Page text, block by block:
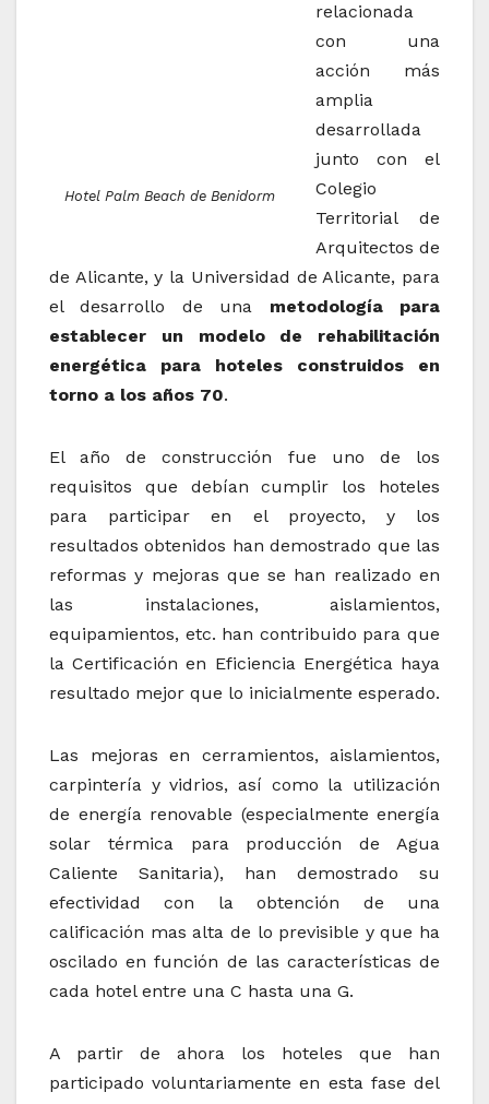
Hotel Palm Beach de Benidorm
relacionada
con una
acción más
amplia
desarrollada
junto con el
Colegio
Territorial de
Arquitectos de
de Alicante, y la Universidad de Alicante, para
el desarrollo de una metodología para
establecer un modelo de rehabilitación
energética para hoteles construidos en
torno a los años 70.
El año de construcción fue uno de los
requisitos que debían cumplir los hoteles
para participar en el proyecto, y los
resultados obtenidos han demostrado que las
reformas y mejoras que se han realizado en
las instalaciones, aislamientos,
equipamientos, etc. han contribuido para que
la Certificación en Eficiencia Energética haya
resultado mejor que lo inicialmente esperado.
Las mejoras en cerramientos, aislamientos,
carpintería y vidrios, así como la utilización
de energía renovable (especialmente energía
solar térmica para producción de Agua
Caliente Sanitaria), han demostrado su
efectividad con la obtención de una
calificación mas alta de lo previsible y que ha
oscilado en función de las características de
cada hotel entre una C hasta una G.
A partir de ahora los hoteles que han
participado voluntariamente en esta fase del